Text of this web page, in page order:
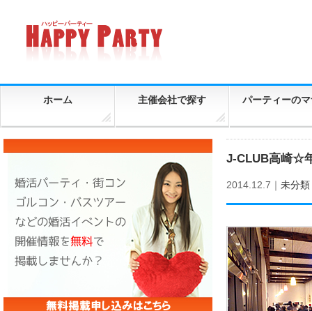
ホーム 主催会社で探す パーティーの
J-CLUB高崎☆
2014.12.7｜ 未分類